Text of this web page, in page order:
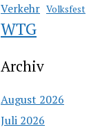
Verkehr Volksfest
WTG
Archiv
August 2026
Juli 2026